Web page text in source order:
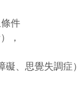
件
，
、思覺失調症